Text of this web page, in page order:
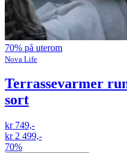
70% på uterom
Nova Life
Terrassevarmer
sort
kr 749,-
kr 2 499,-
70%